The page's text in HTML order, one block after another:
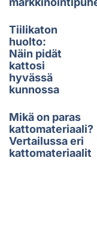
Tiilikaton
huolto:
Näin pidät
kattosi
hyvässä
kunnossa
Mikä on paras
kattomateriaali?
Vertailussa eri
kattomateriaalit